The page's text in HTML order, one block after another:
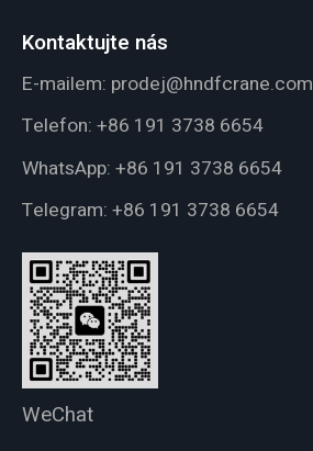
Kontaktujte nás
E-mailem: prodej@hndfcrane.com
Telefon: +86 191 3738 6654
WhatsApp: +86 191 3738 6654
Telegram: +86 191 3738 6654
WeChat